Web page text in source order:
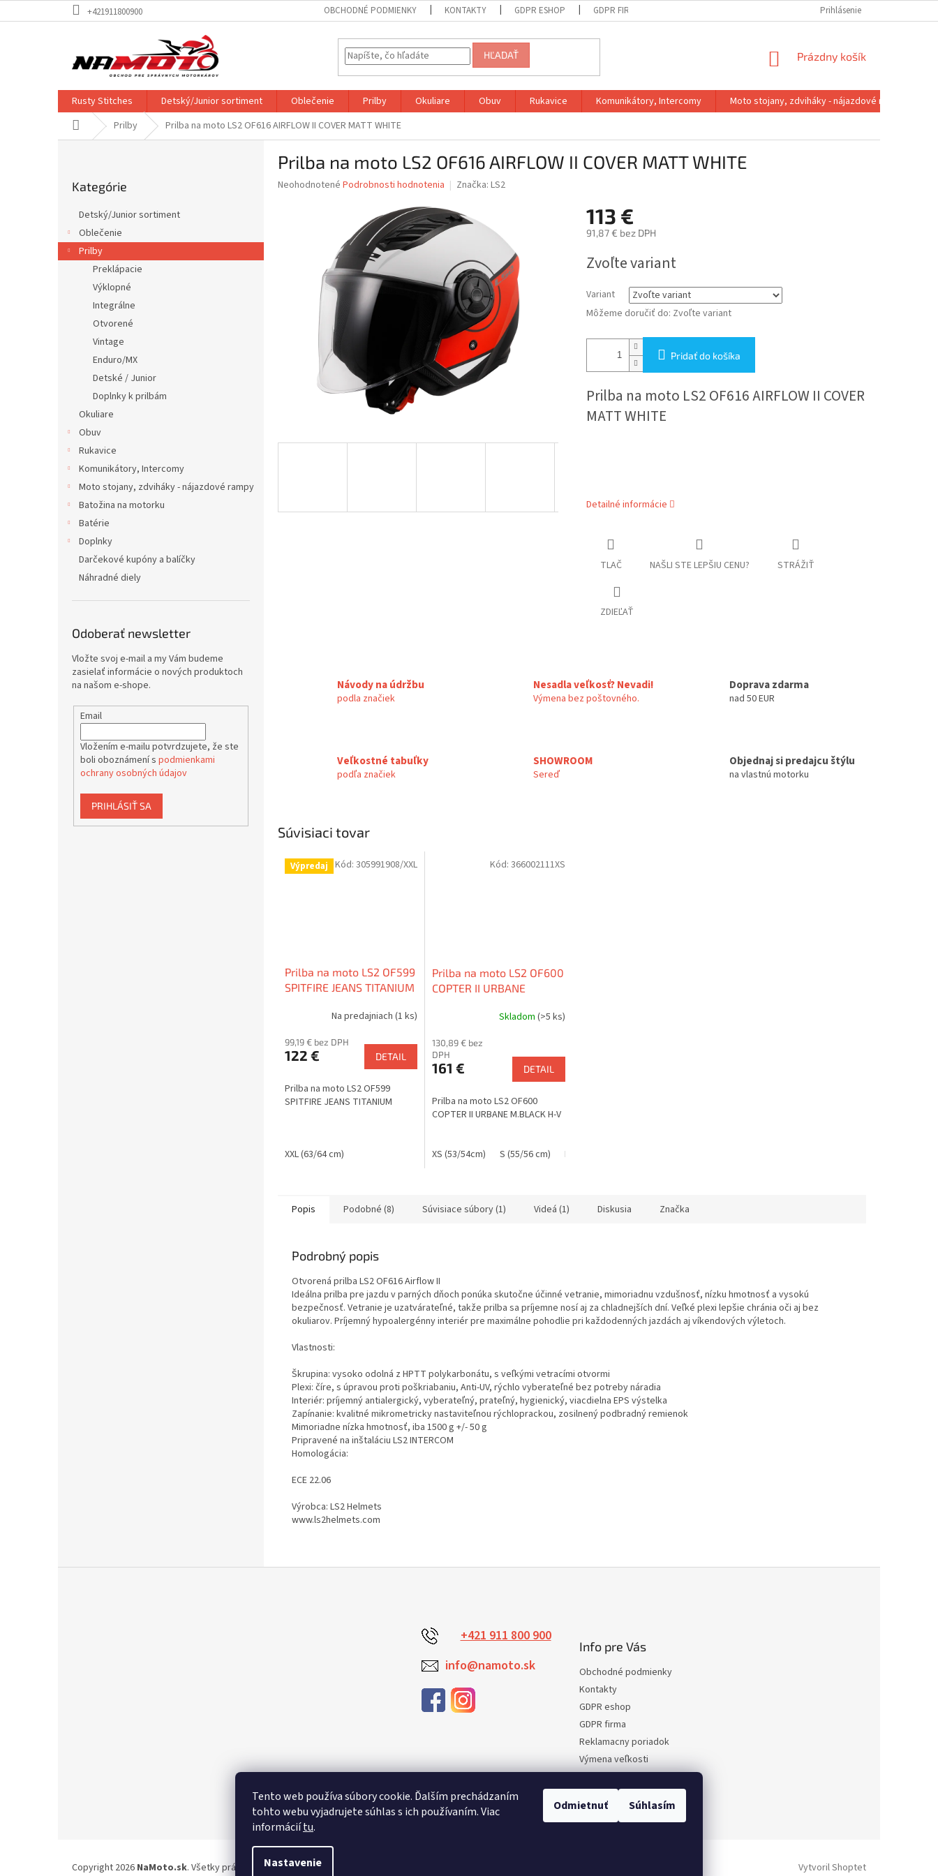
Tento web používa súbory cookie. Ďalším prechádzaním
tohto webu vyjadrujete súhlas s ich používaním. Viac
informáciítu.
Nastavenie
Odmietnuť Súhlasím
na
+421911800900 OBCHODNÉ PODMIENKY KONTAKTY GDPR ESHOP GDPR FIRMA VÝMENA VEĽKOSTI
Prihlásenie
HĽADAŤ
NÁKUPNÝ
Prázdny košík
Rusty Stitches Detský/Junior sortiment Oblečenie Prilby Okuliare Obuv Rukavice Komunikátory, Intercomy Moto stojany, zdviháky - nájazdové rampy
DomovPrilby Prilba na moto LS2 OF616 AIRFLOW II COVER MATT WHITE
a
kategórie
Kategórie
Detský/Junior sortiment
Oblečenie
Prilby
Preklápacie
Výklopné
Integrálne
Otvorené
Vintage
Enduro/MX
Detské / Junior
Doplnky k prilbám
Okuliare
Obuv
Rukavice
Komunikátory, Intercomy
Moto stojany, zdviháky - nájazdové rampy
Batožina na motorku
Batérie
Doplnky
Darčekové kupóny a balíčky
Náhradné diely
Odoberať newsletter
Vložte svoj e-mail a my Vám budeme
zasielať informácie o nových produktoch
na našom e-shope.
Email
Vložením e-mailu potvrdzujete, že ste
boli oboznámení s podmienkami
ochrany osobných údajov
PRIHLÁSIŤ SA
Prilba na moto LS2 OF616 AIRFLOW II COVER MATT WHITE
Priemerné
hviezdičiek.
Neohodnotené Podrobnosti hodnotenia Značka: LS2
113 €
91,87 € bez DPH
cena:
Zvoľte variant
Variant
Môžeme doručiť do: Zvoľte variant
Pridať do košíka
Prilba na moto LS2 OF616 AIRFLOW II COVER
MATT WHITE
Detailné informácie
TLAČ NAŠLI STE LEPŠIU CENU? STRÁŽIŤ
ZDIEĽAŤ
Návody na údržbu
podla značiek
Nesadla veľkosť? Nevadi!
Výmena bez poštovného.
Doprava zdarma
nad 50 EUR
Veľkostné tabuľky
podľa značiek
SHOWROOM
Sereď
Objednaj si predajcu štýlu
na vlastnú motorku
Súvisiaci tovar
Výpredaj
Prilba na moto LS2 OF599
SPITFIRE JEANS TITANIUM
Na predajniach (1 ks)
99,19 € bez DPH
122 € DETAIL
Prilba na moto LS2 OF599
SPITFIRE JEANS TITANIUM
XXL (63/64 cm)
Kód: 305991908/XXL
Prilba na moto LS2 OF600
COPTER II URBANE
Skladom (>5 ks)
130,89 € bez
DPH
161 € DETAIL
Prilba na moto LS2 OF600
COPTER II URBANE M.BLACK H-V
XS (53/54cm) S (55/56 cm) M (57/58 cm)
Kód: 366002111XS
Popis Podobné (8) Súvisiace súbory (1) Videá (1) Diskusia Značka
Podrobný popis
Otvorená prilba LS2 OF616 Airflow II
Ideálna prilba pre jazdu v parných dňoch ponúka skutočne účinné vetranie, mimoriadnu vzdušnosť, nízku hmotnosť a vysokú
bezpečnosť. Vetranie je uzatvárateľné, takže prilba sa príjemne nosí aj za chladnejších dní. Veľké plexi lepšie chránia oči aj bez
okuliarov. Príjemný hypoalergénny interiér pre maximálne pohodlie pri každodenných jazdách aj víkendových výletoch.
Vlastnosti:
Škrupina: vysoko odolná z HPTT polykarbonátu, s veľkými vetracími otvormi
Plexi: číre, s úpravou proti poškriabaniu, Anti-UV, rýchlo vyberateľné bez potreby náradia
Interiér: príjemný antialergický, vyberateľný, prateľný, hygienický, viacdielna EPS výstelka
Zapínanie: kvalitné mikrometricky nastaviteľnou rýchloprackou, zosilnený podbradný remienok
Mimoriadne nízka hmotnosť, iba 1500 g +/- 50 g
Pripravené na inštaláciu LS2 INTERCOM
Homologácia:
ECE 22.06
Výrobca: LS2 Helmets
www.ls2helmets.com
+421 911 800 900
info@namoto.sk
Info pre Vás
Obchodné podmienky
Kontakty
GDPR eshop
GDPR firma
Reklamacny poriadok
Výmena veľkosti
Certifikacia
Moja objednávka
Vytvoril Shoptet
Copyright 2026 NaMoto.sk. Všetky práva vyhradené.